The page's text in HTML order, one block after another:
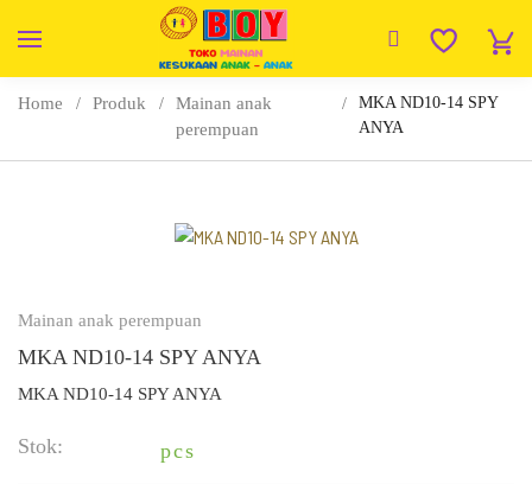
Home Produk
Mainan anak
perempuan
MKA ND10-14 SPY
ANYA
Mainan anak perempuan
MKA ND10-14 SPY ANYA
MKA ND10-14 SPY ANYA
Stok: pcs